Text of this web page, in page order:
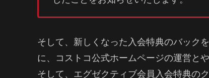
そして、新しくなった入会特典のバック
に、コストコ公式ホームページの運営と
そして、エグゼクティブ会員入会特典の